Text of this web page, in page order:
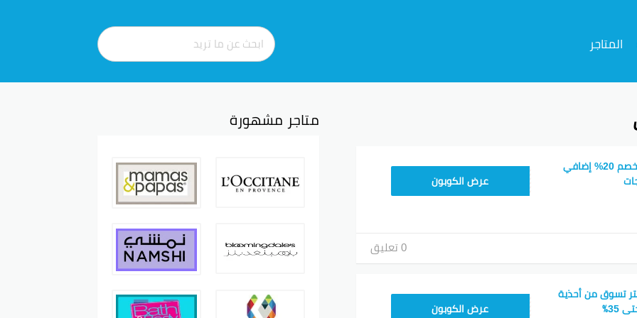
المتاجر
كوبون خصم شي ان خصم 20% إضافي
MEAF25عرض الكوبون
0 تعليق
تسوق من أحذية
MEAF25عرض الكوبون
متاجر مشهورة